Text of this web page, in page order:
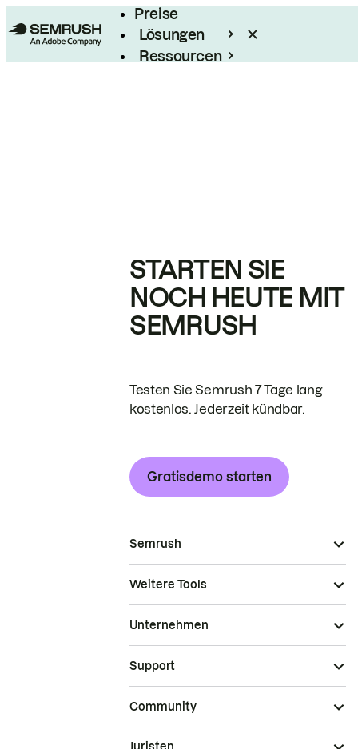
Preise
Lösungen
Ressourcen
STARTEN SIE
NOCH HEUTE MIT
SEMRUSH
Testen Sie Semrush 7 Tage lang
kostenlos. Jederzeit kündbar.
Gratisdemo starten
Semrush
Weitere Tools
Unternehmen
Support
Community